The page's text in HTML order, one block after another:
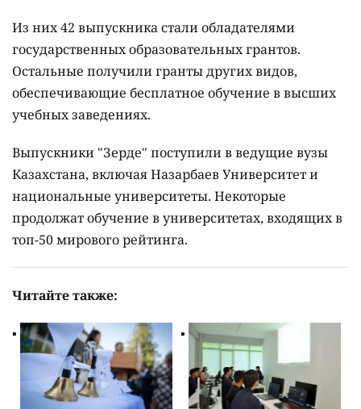
Из них 42 выпускника стали обладателями
государственных образовательных грантов.
Остальные получили гранты других видов,
обеспечивающие бесплатное обучение в высших
учебных заведениях.
Выпускники "Зерде" поступили в ведущие вузы
Казахстана, включая Назарбаев Университет и
национальные университеты. Некоторые
продолжат обучение в университетах, входящих в
топ-50 мирового рейтинга.
Читайте также: